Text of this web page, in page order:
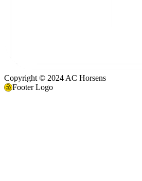
Copyright © 2024 AC Horsens
Footer Logo